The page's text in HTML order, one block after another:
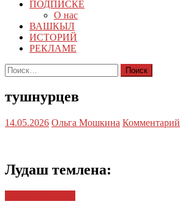
ПОДПИСКЕ
О нас
ВАШКЫЛ
ИСТОРИЙ
РЕКЛАМЕ
Найти:
тушнурцев
14.05.2026 Ольга Мошкина Комментарий
Лудаш темлена: